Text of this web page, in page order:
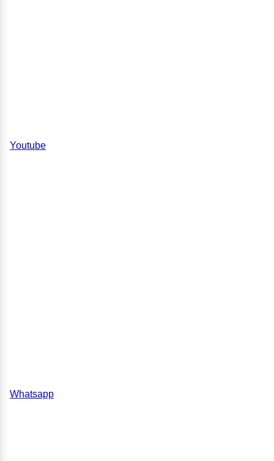
Youtube
Whatsapp